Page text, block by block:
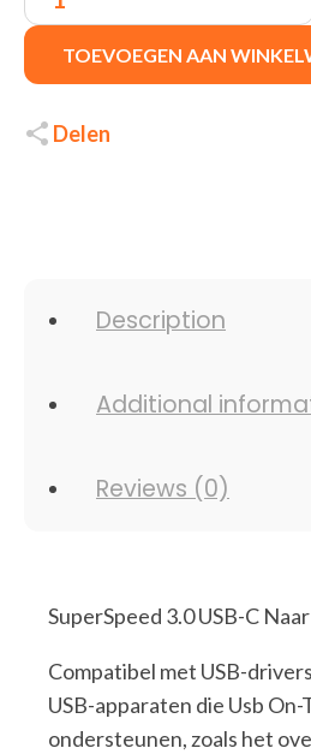
TOEVOEGEN AAN
Delen
Description
Additional
Reviews (0)
SuperSpeed 3.0 USB-C
Compatibel met USB-
USB-apparaten die Usb
ondersteunen, zoals het